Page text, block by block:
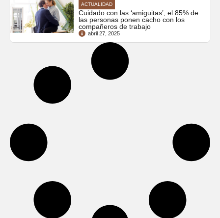
ACTUALIDAD
Cuidado con las ‘amiguitas’, el 85% de
las personas ponen cacho con los
compañeros de trabajo
abril 27, 2025